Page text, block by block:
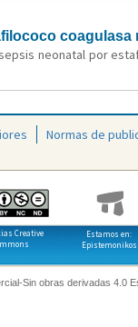
coagulasa
neonatal por
Normas de
Creative
Estamos en:
Epistemonikos
Sin obras derivadas 4.0